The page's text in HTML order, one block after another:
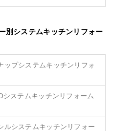
別システムキッチンリフォー
ップシステムキッチンリフォ
ステムキッチンリフォーム
ルシステムキッチンリフォー